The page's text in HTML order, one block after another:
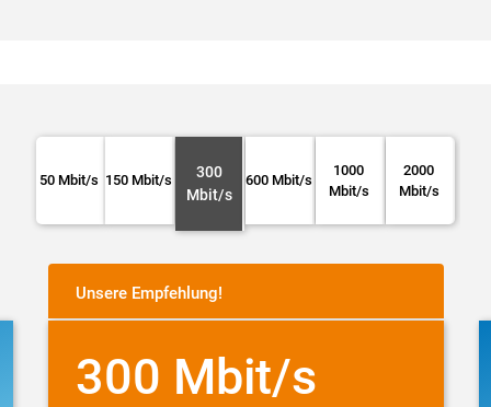
50 Mbit/s 150 Mbit/s
300
Mbit/s
600 Mbit/s
1000
Mbit/s
2000
Mbit/s
Unsere Empfehlung!
300 Mbit/s